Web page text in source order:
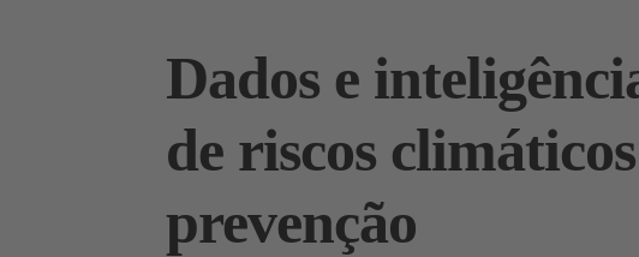
Dados e
de riscos
prevenção